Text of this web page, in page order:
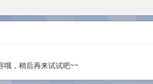
哦，稍后再来试试吧~~